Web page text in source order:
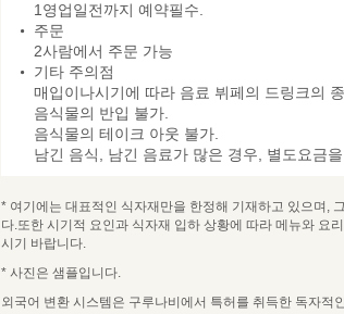
1영업일전까지 예약필수.
주문
2사람에서 주문 가능
기타 주의점
매입이나시기에 따라 음료 뷔페의 드링크의
음식물의 반입 불가.
음식물의 테이크 아웃 불가.
남긴 음식, 남긴 음료가 많은 경우, 별도요금
* 여기에는 대표적인 식자재만을 한정해 기재하고 있으며,
다.또한 시기적 요인과 식자재 입하 상황에 따라 메뉴와 요
시기 바랍니다.
* 사진은 샘플입니다.
외국어 변환 시스템은 구루나비에서 특허를 취득한 독자